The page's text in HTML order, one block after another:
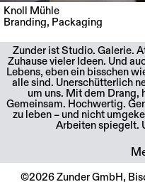
Knoll Mühle
Branding, Packaging
Zunder ist Studio. Galerie.
Zuhause vieler Ideen. Und
Lebens, eben ein bisschen
alle sind. Unerschütterlich
um uns. Mit dem Drang,
Gemeinsam. Hochwertig.
zu leben – und nicht
Arbeiten spiegelt.
©2026 Zunder GmbH,